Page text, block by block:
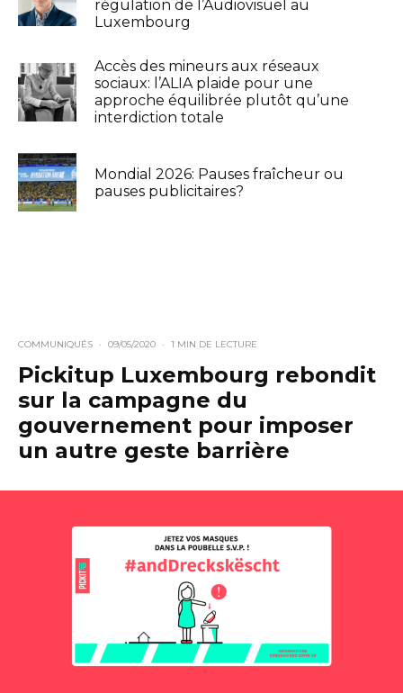
régulation de l’Audiovisuel au
Luxembourg
Accès des mineurs aux réseaux
sociaux: l’ALIA plaide pour une
approche équilibrée plutôt qu’une
interdiction totale
Mondial 2026: Pauses fraîcheur ou
pauses publicitaires?
COMMUNIQUÉS · 09/05/2020 · 1 MIN DE LECTURE
Pickitup Luxembourg rebondit
sur la campagne du
gouvernement pour imposer
un autre geste barrière